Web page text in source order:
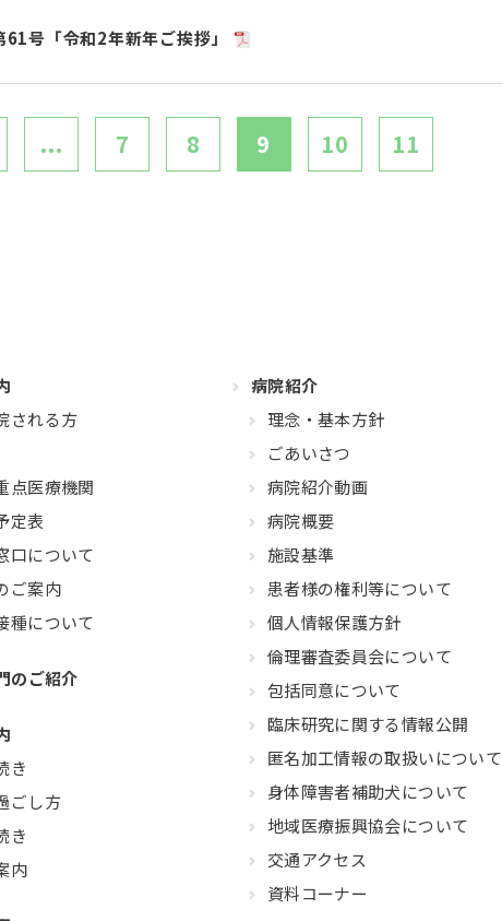
61号「令和2年新年ご挨拶」
... 7 8 9 10 11
される方
点医療機関
定表
口について
ご案内
種について
のご紹介
き
ごし方
き
内
病院紹介
理念・基本方針
ごあいさつ
病院紹介動画
病院概要
施設基準
患者様の権利等について
個人情報保護方針
倫理審査委員会について
包括同意について
臨床研究に関する情報公開
匿名加工情報の取扱いについて
身体障害者補助犬について
地域医療振興協会について
交通アクセス
資料コーナー